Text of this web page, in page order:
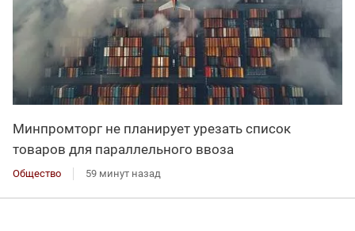
Минпромторг не планирует урезать список
товаров для параллельного ввоза
Общество 59 минут назад